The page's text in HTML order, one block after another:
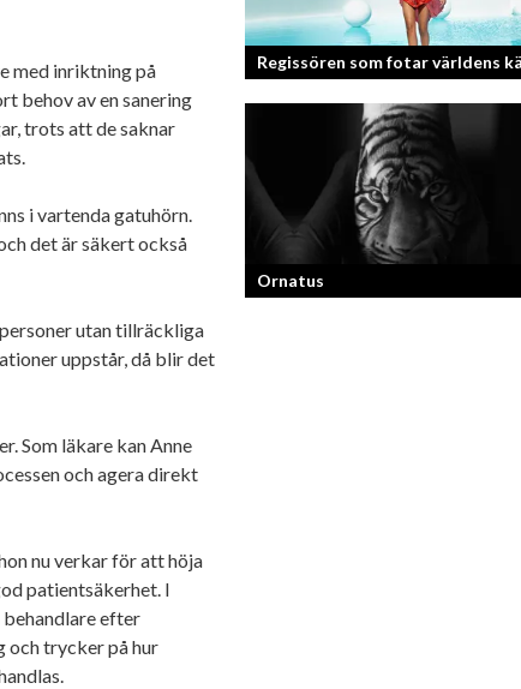
med inriktning på
behov av en sanering
trots att de saknar
i vartenda gatuhörn.
det är säkert också
utan tillräckliga
uppstår, då blir det
Som läkare kan Anne
och agera direkt
nu verkar för att höja
patientsäkerhet. I
efter
och trycker på hur
Regissören som fotar världens
Fotografen och regissören Peter
en lång meritlista och är ett sant bevis
om man tror på sig själv och...
Ornatus